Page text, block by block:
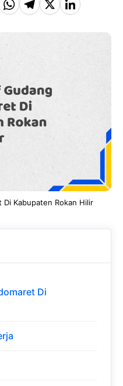
W
a
t
s
A
p
p
T
g
r
a
m
X Li
k
e
Kabupaten Rokan Hilir
Di